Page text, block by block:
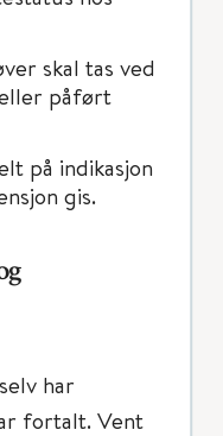
skal tas ved
påført
på indikasjon
gis.
har
fortalt. Vent